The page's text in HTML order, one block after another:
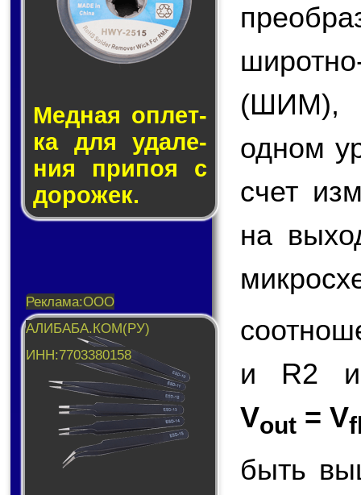
Медная оп­лет­
ка для уда­ле­
ния при­поя с
до­ро­жек.
(ШИМ),
одном
счет
на
и R2 и
Vout = V
быть